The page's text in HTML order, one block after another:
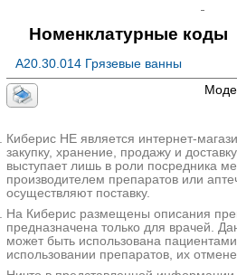
Подольск; ул. Большая Серпуховская,
+7(499
Клиника Семейная на Новой
Московская область; Истринский р-н,
Центральная, д. 27;
+7(499..показать
МЦ Гиппократ в Химках на
Химки; ул. Совхозная, д. 4; м. Речной
+7(499..показать
Номенклатурные коды
A20.30.014 Грязевые ванны
Киберис НЕ является интернет-
закупку, хранение, продажу и
выступает лишь в роли посредника
производителем препаратов или
осуществляют поставку.
На Киберис размещены описания
предназначена только для врачей.
может быть использована
использовании препаратов, их